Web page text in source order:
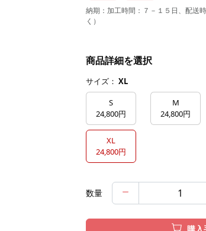
納期：加工時間：７－１５日、配送
く）
商品詳細を選択
サイズ： XL
S
24,800円
M
24,800円
XL
24,800円
数量